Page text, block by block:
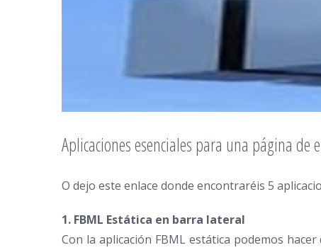
Aplicaciones esenciales para una página de
O dejo este enlace donde encontraréis 5
1. FBML Estática en barra lateral
Con la aplicación FBML estática podemos